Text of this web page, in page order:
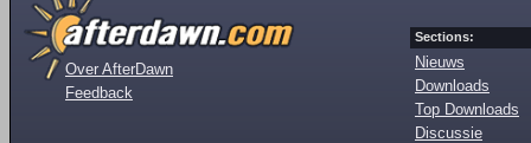
Over AfterDawn
Feedback
Sections:
Nieuws
Downloads
Top Downloads
Discussie